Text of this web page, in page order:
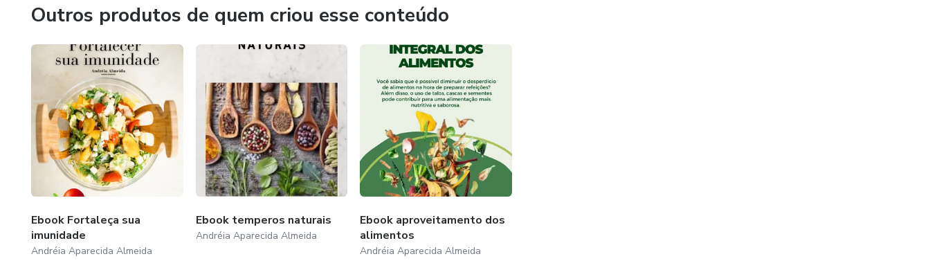
Outros produtos de quem criou esse conteúdo
Ebook Fortaleça sua
imunidade
Andréia Aparecida Almeida
Ebook temperos naturais
Andréia Aparecida Almeida
Ebook aproveitamento dos
alimentos
Andréia Aparecida Almeida